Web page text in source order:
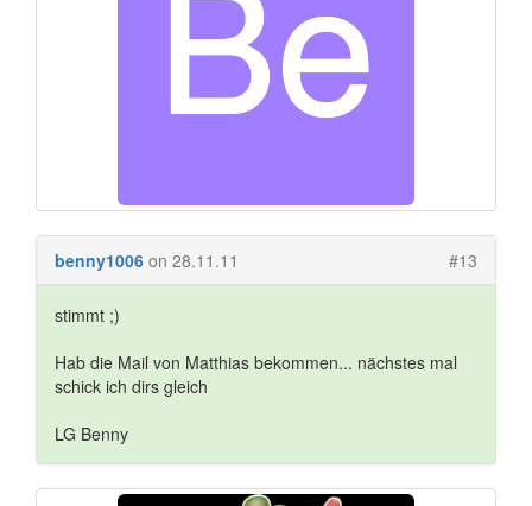
benny1006 on 28.11.11 #13
stimmt ;)
Hab die Mail von Matthias bekommen... nächstes mal
schick ich dirs gleich
LG Benny